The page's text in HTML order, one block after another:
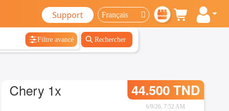
Support
Filtre avancé Rechercher
Chery 1x 44.500 TND
6/9/26, 7:52 AM